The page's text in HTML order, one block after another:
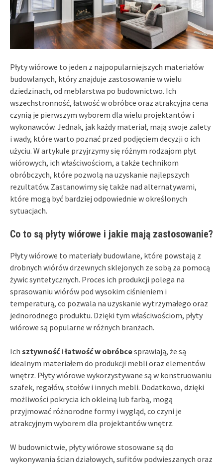
Płyty wiórowe to jeden z najpopularniejszych materiałów
budowlanych, który znajduje zastosowanie w wielu
dziedzinach, od meblarstwa po budownictwo. Ich
wszechstronność, łatwość w obróbce oraz atrakcyjna cena
czynią je pierwszym wyborem dla wielu projektantów i
wykonawców. Jednak, jak każdy materiał, mają swoje zalety
i wady, które warto poznać przed podjęciem decyzji o ich
użyciu. W artykule przyjrzymy się różnym rodzajom płyt
wiórowych, ich właściwościom, a także technikom
obróbczych, które pozwolą na uzyskanie najlepszych
rezultatów. Zastanowimy się także nad alternatywami,
które mogą być bardziej odpowiednie w określonych
sytuacjach.
Co to są płyty wiórowe i jakie mają zastosowanie?
Płyty wiórowe to materiały budowlane, które powstają z
drobnych wiórów drzewnych sklejonych ze sobą za pomocą
żywic syntetycznych. Proces ich produkcji polega na
sprasowaniu wiórów pod wysokim ciśnieniem i
temperaturą, co pozwala na uzyskanie wytrzymałego oraz
jednorodnego produktu. Dzięki tym właściwościom, płyty
wiórowe są popularne w różnych branżach.
Ich sztywnośći łatwość w obróbcesprawiają, że są
idealnym materiałem do produkcji mebli oraz elementów
wnętrz. Płyty wiórowe wykorzystywane są w konstruowaniu
szafek, regałów, stołów i innych mebli. Dodatkowo, dzięki
możliwości pokrycia ich okleiną lub farbą, mogą
przyjmować różnorodne formy i wygląd, co czyni je
atrakcyjnym wyborem dla projektantów wnętrz.
W budownictwie, płyty wiórowe stosowane są do
wykonywania ścian działowych, sufitów podwieszanych oraz